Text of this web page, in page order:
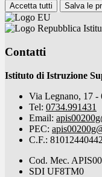
Accetta tutti Salva le
Contatti
Istituto di Istruzione
Via Legnano, 17 -
Tel: 0734.991431
Email:
PEC:
C.F.: 81012440442
Cod. Mec.
SDI UF8TM0